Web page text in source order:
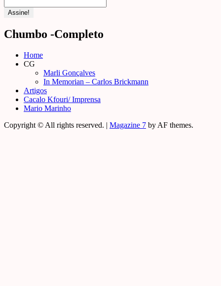
Chumbo -Completo
Home
CG
Marli Gonçalves
In Memorian – Carlos Brickmann
Artigos
Cacalo Kfouri/ Imprensa
Mario Marinho
Copyright © All rights reserved. | Magazine 7 by AF themes.